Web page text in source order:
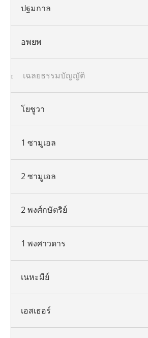
ปฐมกาล
อพยพ
เฉลยธรรมบัญญัติ
โยชูวา
1 ซามูเอล
2 ซามูเอล
2 พงศ์กษัตริย์
1 พงศาวดาร
เนหะมีย์
เอสเธอร์